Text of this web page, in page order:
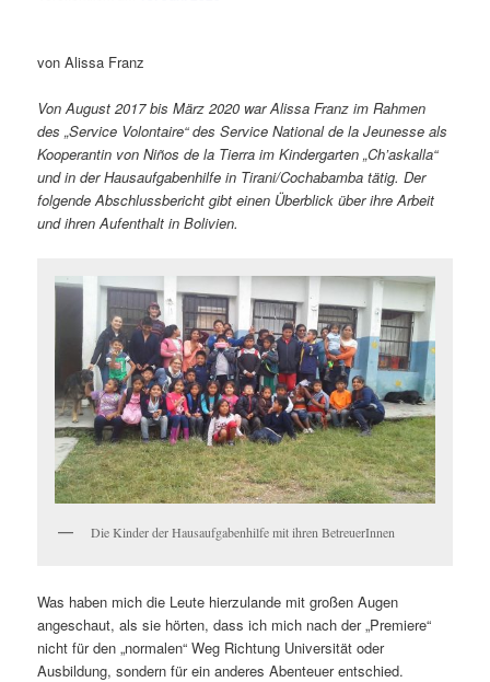
von Alissa Franz
Von August 2017 bis März 2020 war Alissa Franz im Rahmen
des „Service Volontaire“ des Service National de la Jeunesse als
Kooperantin von Niños de la Tierra im Kindergarten „Ch’askalla“
und in der Hausaufgabenhilfe in Tirani/Cochabamba tätig. Der
folgende Abschlussbericht gibt einen Überblick über ihre Arbeit
und ihren Aufenthalt in Bolivien.
Die Kinder der Hausaufgabenhilfe mit ihren BetreuerInnen
Was haben mich die Leute hierzulande mit großen Augen
angeschaut, als sie hörten, dass ich mich nach der „Premiere“
nicht für den „normalen“ Weg Richtung Universität oder
Ausbildung, sondern für ein anderes Abenteuer entschied.